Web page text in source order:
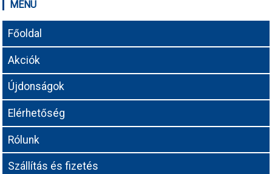
MENÜ
Főoldal
Akciók
Újdonságok
Elérhetőség
Rólunk
Szállítás és fizetés